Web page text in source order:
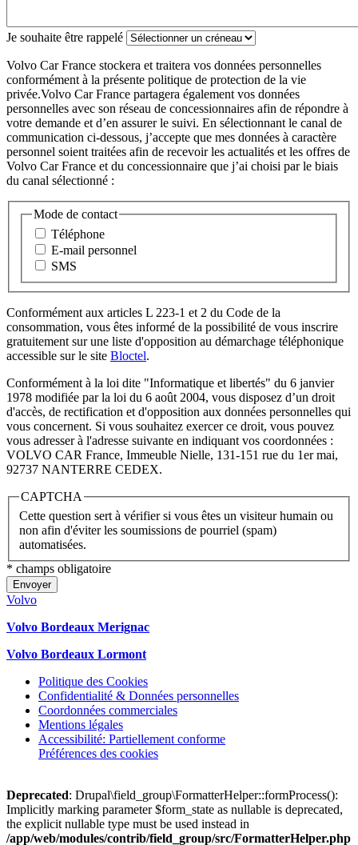
Je souhaite être rappelé
Volvo Car France stockera et traitera vos données personnelles
conformément à la présente politique de protection de la vie
privée.Volvo Car France partagera également vos données
personnelles avec son réseau de concessionnaires afin de répondre à
votre demande et d’en assurer le suivi. En sélectionnant le canal de
communication ci-dessous, j’accepte que mes données à caractère
personnel soient traitées afin de recevoir les actualités et les offres de
Volvo Car France et du concessionnaire que j’ai choisi par le biais
du canal sélectionné :
Mode de contact
Téléphone
E-mail personnel
SMS
Conformément aux articles L 223-1 et 2 du Code de la
consommation, vous êtes informé de la possibilité de vous inscrire
gratuitement sur une liste d'opposition au démarchage téléphonique
accessible sur le site Bloctel.
Conformément à la loi dite "Informatique et libertés" du 6 janvier
1978 modifiée par la loi du 6 août 2004, vous disposez d’un droit
d'accès, de rectification et d'opposition aux données personnelles qui
vous concernent. Si vous souhaitez exercer ce droit, vous pouvez
vous adresser à l'adresse suivante en indiquant vos coordonnées :
VOLVO CAR France, Immeuble Nielle, 131-151 rue du 1er mai,
92737 NANTERRE CEDEX.
CAPTCHA
Cette question sert à vérifier si vous êtes un visiteur humain ou
non afin d'éviter les soumissions de pourriel (spam)
automatisées.
* champs obligatoire
Envoyer
Volvo
Volvo Bordeaux Merignac
Volvo Bordeaux Lormont
Politique des Cookies
Confidentialité & Données personnelles
Coordonnées commerciales
Mentions légales
Accessibilité: Partiellement conforme
Préférences des cookies
Deprecated: Drupal\field_group\FormatterHelper::formProcess():
Implicitly marking parameter $form_state as nullable is deprecated,
the explicit nullable type must be used instead in
/app/web/modules/contrib/field_group/src/FormatterHelper.php